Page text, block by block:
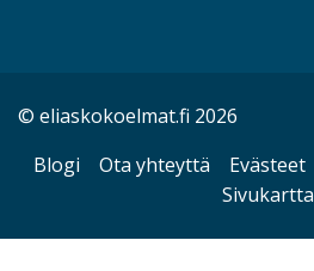
© eliaskokoelmat.fi 2026
Blogi
Ota yhteyttä Evästeet
Sivukartta